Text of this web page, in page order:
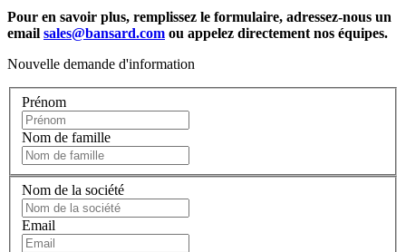
Pour en savoir plus, remplissez le formulaire, adressez-nous un
email sales@bansard.com ou appelez directement nos équipes.
Nouvelle demande d'information
Prénom
Nom de famille
Nom de la société
Email